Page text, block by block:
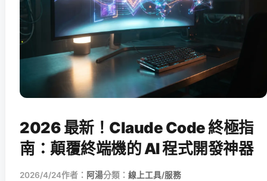
2026 最新！Claude Code 終極指
南：顛覆終端機的 AI 程式開發神器
2026/4/24作者： 阿湯分類： 線上工具/服務